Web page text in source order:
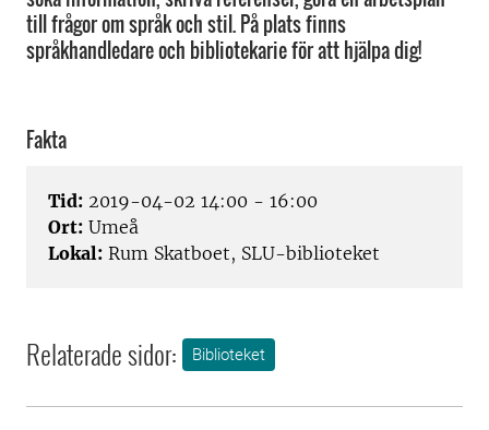
till frågor om språk och stil. På plats finns
språkhandledare och bibliotekarie för att hjälpa dig!
Fakta
Tid: 2019-04-02 14:00 - 16:00
Ort: Umeå
Lokal: Rum Skatboet, SLU-biblioteket
Relaterade sidor: Biblioteket